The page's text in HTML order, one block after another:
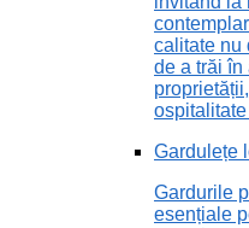
calitate nu
de a trăi în
Gardulețe
Gardurile
esențiale